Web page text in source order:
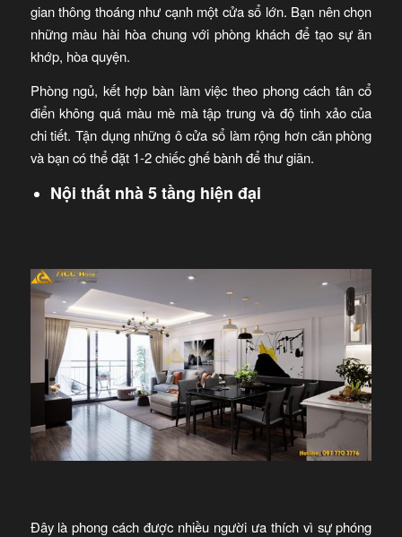
gian thông thoáng như cạnh một cửa sổ lớn. Bạn nên chọn
những màu hài hòa chung với phòng khách để tạo sự ăn
khớp, hòa quyện.
Phòng ngủ, kết hợp bàn làm việc theo phong cách tân cổ
điển không quá màu mè mà tập trung và độ tinh xảo của
chi tiết. Tận dụng những ô cửa sổ làm rộng hơn căn phòng
và bạn có thể đặt 1-2 chiếc ghế bành để thư giãn.
Nội thất nhà 5 tầng hiện đại
Đây là phong cách được nhiều người ưa thích vì sự phóng